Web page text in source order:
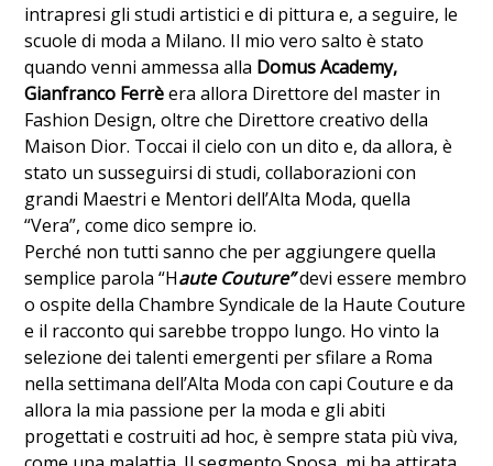
intrapresi gli studi artistici e di pittura e, a seguire, le
scuole di moda a Milano. Il mio vero salto è stato
quando venni ammessa alla Domus Academy,
Gianfranco Ferrèera allora Direttore del master in
Fashion Design, oltre che Direttore creativo della
Maison Dior. Toccai il cielo con un dito e, da allora, è
stato un susseguirsi di studi, collaborazioni con
grandi Maestri e Mentori dell’Alta Moda, quella
“Vera”, come dico sempre io.
Perché non tutti sanno che per aggiungere quella
semplice parola “Haute Couture”devi essere membro
o ospite della Chambre Syndicale de la Haute Couture
e il racconto qui sarebbe troppo lungo. Ho vinto la
selezione dei talenti emergenti per sfilare a Roma
nella settimana dell’Alta Moda con capi Couture e da
allora la mia passione per la moda e gli abiti
progettati e costruiti ad hoc, è sempre stata più viva,